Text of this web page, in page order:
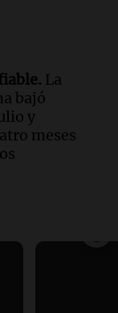
La
bajó
y
meses